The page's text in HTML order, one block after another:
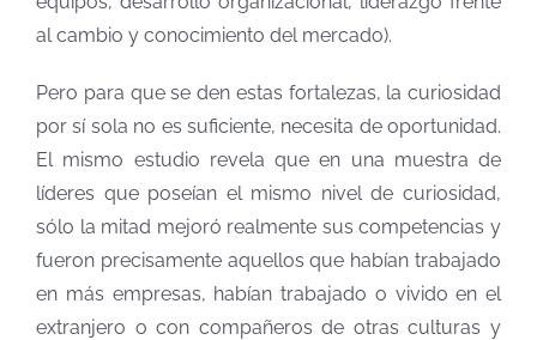
al cambio y conocimiento del mercado).
Pero para que se den estas fortalezas, la curiosidad
por sí sola no es suficiente, necesita de oportunidad.
El mismo estudio revela que en una muestra de
líderes que poseían el mismo nivel de curiosidad,
sólo la mitad mejoró realmente sus competencias y
fueron precisamente aquellos que habían trabajado
en más empresas, habían trabajado o vivido en el
extranjero o con compañeros de otras culturas y